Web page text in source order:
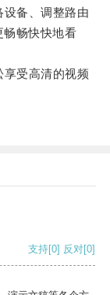
备、调整路由
畅畅快快地看
受高清的视频
支持[0] 反对[0]